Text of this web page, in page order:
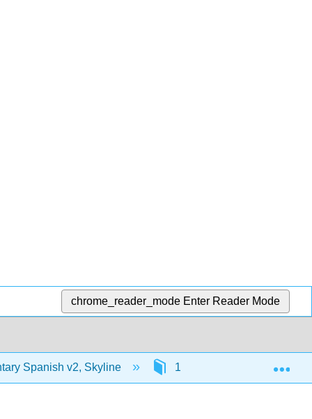
chrome_reader_mode Enter Reader Mode
Spanish v2, Skyline 18: Ser, Estar y Tiempos